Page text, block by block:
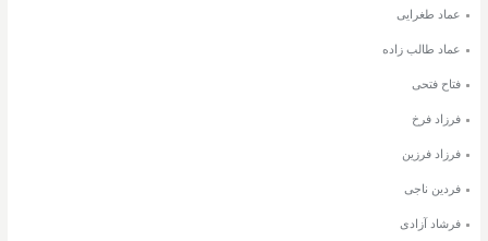
عماد طغرایی
عماد طالب زاده
فتاح فتحی
فرزاد فرخ
فرزاد فرزین
فردین ناجی
فرشاد آزادی